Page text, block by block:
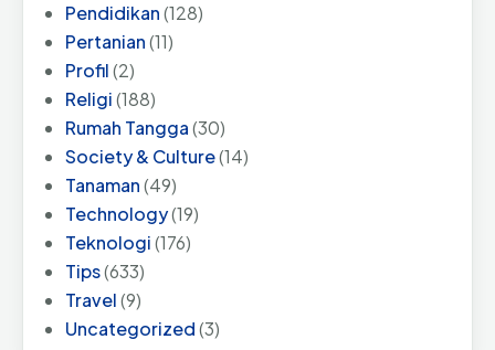
Pendidikan(128)
Pertanian(11)
Profil(2)
Religi(188)
Rumah Tangga(30)
Society & Culture(14)
Tanaman(49)
Technology(19)
Teknologi(176)
Tips(633)
Travel(9)
Uncategorized(3)